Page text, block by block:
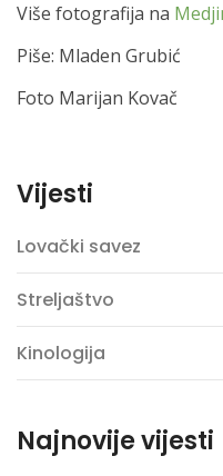
Više fotografija na
Piše: Mladen Grubić
Foto Marijan Kovač
Vijesti
Lovački savez
Streljaštvo
Kinologija
Najnovije vijesti